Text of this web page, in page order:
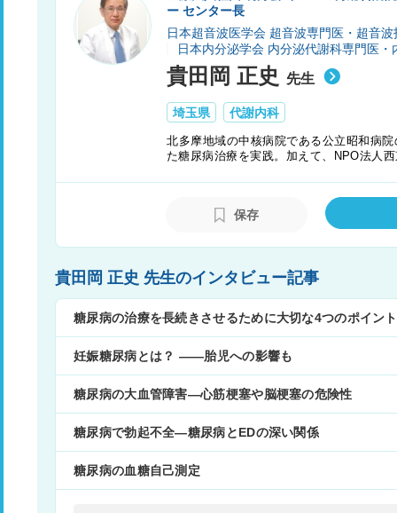
ー センター長
日本超音波医学会 超音波専門医・超音波
日本内分泌学会 内分泌代謝科専門医・
貴田岡 正史 先生
埼玉県 代謝内科
北多摩地域の中核病院である公立昭和病
た糖尿病治療を実践。加えて、NPO法人
ど、専門的知識を持つ人材の育成等の活動
保存
貴田岡 正史 先生のインタビュー記事
糖尿病の治療を長続きさせるために大切な4つのポイント
妊娠糖尿病とは？ ――胎児への影響も
糖尿病の大血管障害―心筋梗塞や脳梗塞の危険性
糖尿病で勃起不全―糖尿病とEDの深い関係
糖尿病の血糖自己測定